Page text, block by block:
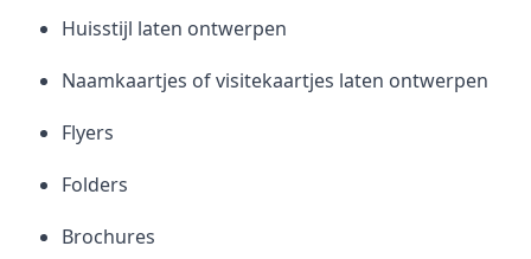
Huisstijl laten ontwerpen
Naamkaartjes of visitekaartjes laten ontwerpen
Flyers
Folders
Brochures